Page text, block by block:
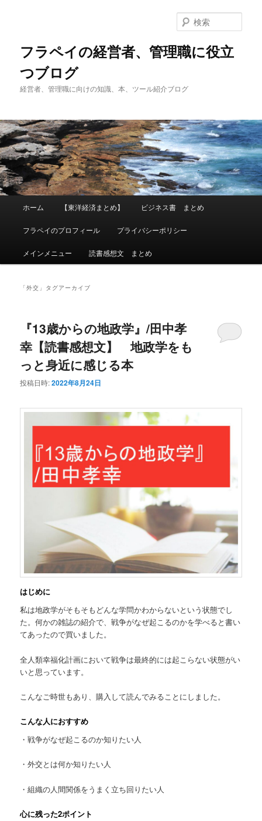
移
動
動
フラペイの経営者、管理職に役立
つブログ
経営者、管理職に向けの知識、本、ツール紹介ブログ
索
ュ
ホーム 【東洋経済まとめ】 ビジネス書 まとめ
フラペイのプロフィール プライバシーポリシー
メインメニュー 読書感想文 まとめ
「外交 」タグアーカイブ
『13歳からの地政学』/田中孝
幸【読書感想文】 地政学をも
っと身近に感じる本
投稿日時:2022年8月24日
はじめに
私は地政学がそもそもどんな学問かわからないという状態でし
た。何かの雑誌の紹介で、戦争がなぜ起こるのかを学べると書い
てあったので買いました。
全人類幸福化計画において戦争は最終的には起こらない状態がい
いと思っています。
こんなご時世もあり、購入して読んでみることにしました。
こんな人におすすめ
・戦争がなぜ起こるのか知りたい人
・外交とは何か知りたい人
・組織の人間関係をうまく立ち回りたい人
心に残った2ポイント